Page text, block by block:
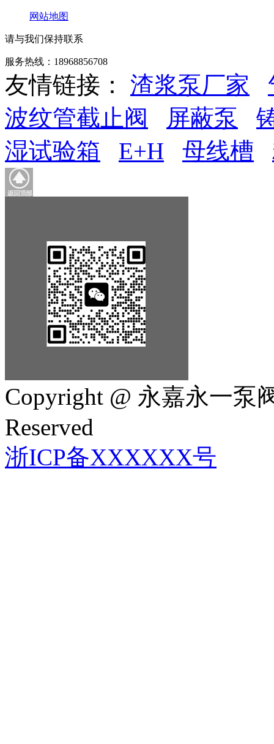
网站地图
请与我们保持联系
服务热线：18968856708
友情链接： 渣浆泵厂家
波纹管截止阀
屏蔽泵
湿试验箱
E+H 母线槽
Copyright @ 永嘉永一泵
Reserved
浙ICP备XXXXXX号